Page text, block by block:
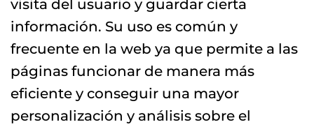
visita del usuario y guardar cierta
información. Su uso es común y
frecuente en la web ya que permite a las
páginas funcionar de manera más
eficiente y conseguir una mayor
personalización y análisis sobre el